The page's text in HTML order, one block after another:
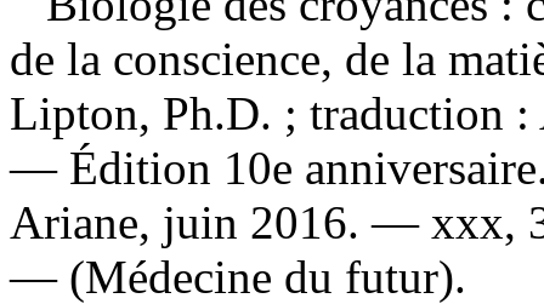
de la conscience, de la
Lipton, Ph.D. ; traduction
— Édition 10e
Ariane, juin 2016. — xxx,
— (Médecine du futur).